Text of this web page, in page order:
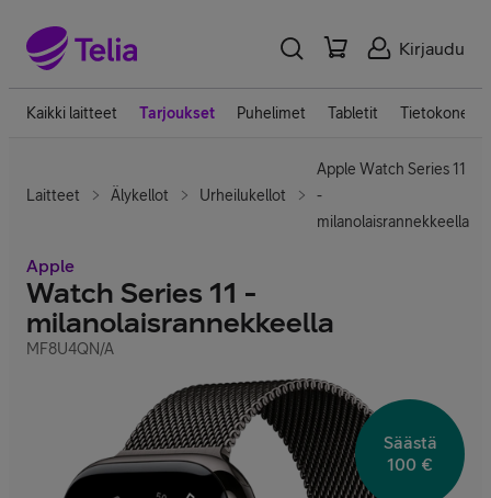
Kirjaudu
Kaikki laitteet Tarjoukset Puhelimet Tabletit Tietokoneet
Laitteet Älykellot Urheilukellot
Apple Watch Series 11
-
milanolaisrannekkeella
Säästä
100 €
Apple
Watch Series 11 -
milanolaisrannekkeella
MF8U4QN/A